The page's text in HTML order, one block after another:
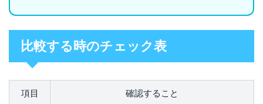
比較する時のチェック表
項目 確認すること